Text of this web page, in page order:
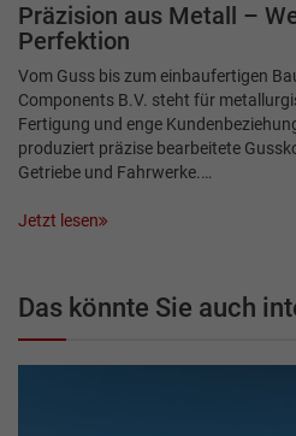
Präzision aus Metall –
Perfektion
Vom Guss bis zum einbaufertigen
Components B.V. steht für
Fertigung und enge
produziert präzise bearbeitete
Getriebe und Fahrwerke.…
Jetzt lesen
Das könnte Sie auch